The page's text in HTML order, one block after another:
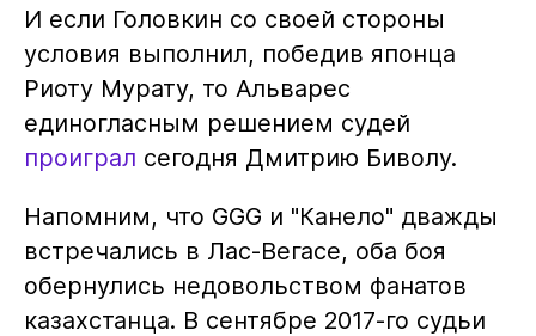
И если Головкин со своей стороны
условия выполнил, победив японца
Риоту Мурату, то Альварес
единогласным решением судей
проиграл сегодня Дмитрию Биволу.
Напомним, что GGG и "Канело" дважды
встречались в Лас-Вегасе, оба боя
обернулись недовольством фанатов
казахстанца. В сентябре 2017-го судьи